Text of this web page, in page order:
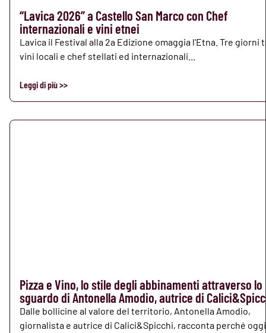
“Lavica 2026” a Castello San Marco con Chef
internazionali e vini etnei
Lavica il Festival alla 2a Edizione omaggia l'Etna. Tre giorni
vini locali e chef stellati ed internazionali...
Leggi di più >>
Pizza e Vino, lo stile degli abbinamenti attraverso lo
sguardo di Antonella Amodio, autrice di
Dalle bollicine al valore del territorio, Antonella Amodio,
giornalista e autrice di Calici&Spicchi, racconta perché oggi